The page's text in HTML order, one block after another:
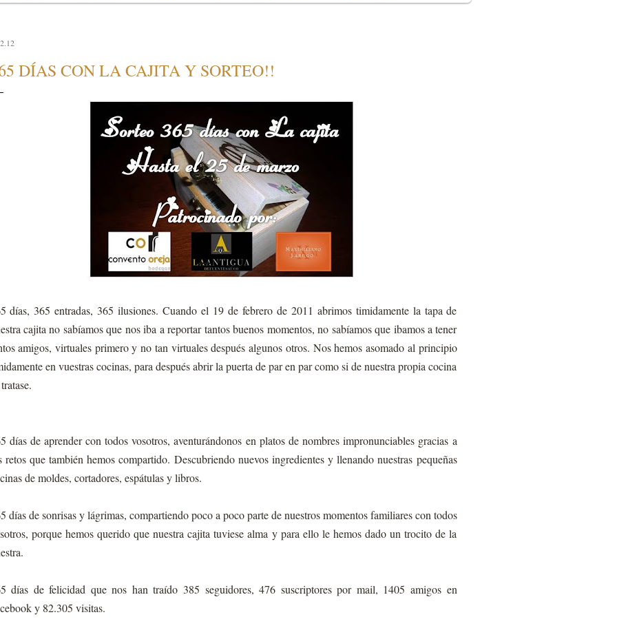
DÍAS CON LA CAJITA Y SORTEO!!
días, 365 entradas, 365 ilusiones. Cuando el 19 de febrero de 2011 abrimos timidamente la tapa de
cajita no sabíamos que nos iba a reportar tantos buenos momentos, no sabíamos que ibamos a tener
amigos, virtuales primero y no tan virtuales después algunos otros. Nos hemos asomado al principio
en vuestras cocinas, para después abrir la puerta de par en par como si de nuestra propia cocina
días de aprender con todos vosotros, aventurándonos en platos de nombres impronunciables gracias a
retos que también hemos compartido. Descubriendo nuevos ingredientes y llenando nuestras pequeñas
de moldes, cortadores, espátulas y libros.
días de sonrisas y lágrimas, compartiendo poco a poco parte de nuestros momentos familiares con todos
porque hemos querido que nuestra cajita tuviese alma y para ello le hemos dado un trocito de la
días de felicidad que nos han traído 385 seguidores, 476 suscriptores por mail, 1405 amigos en
y 82.305 visitas.